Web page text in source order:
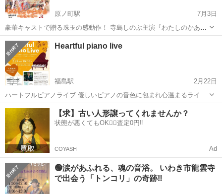
原ノ町駅
7月3日
豪華キャストで贈る珠玉の感動作！ 寺島しのぶ主演『わたしのかあさ
んー天使の詩―』 【あらすじ】 障がい者特別支援施設の園長である山
川高子（常盤貴子）はある日、親友から母親・清子（寺島しのぶ）の
ことを本にしないかと声...
福島 南相馬市
Heartful piano live
福島駅
2月22日
ハートフルピアノライブ 優しいピアノの音色に包まれ心温まるライブ
を お楽しみください。
福島 福島市 福島駅 コンサート/ショー
【求】古い人形譲ってくれませんか？
状態が悪くてもOK🙆‍♀️査定0円‼️
COYASH Ad
🟢涙があふれる、魂の音浴。 いわき市龍雲寺
で出会う「トンコリ」の奇跡‼️